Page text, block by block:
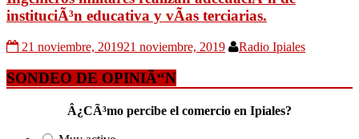
instituciÃ³n educativa y vÃ­as terciarias.
21 noviembre, 201921 noviembre, 2019 Radio Ipiales
SONDEO DE OPINIÃ“N
Â¿CÃ³mo percibe el comercio en Ipiales?